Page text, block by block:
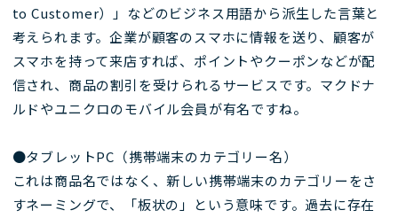
to Customer）」などのビジネス用語から派生した言葉と
考えられます。企業が顧客のスマホに情報を送り、顧客が
スマホを持って来店すれば、ポイントやクーポンなどが配
信され、商品の割引を受けられるサービスです。マクドナ
ルドやユニクロのモバイル会員が有名ですね。
●タブレットPC（携帯端末のカテゴリー名）
これは商品名ではなく、新しい携帯端末のカテゴリーをさ
すネーミングで、「板状の」という意味です。過去に存在